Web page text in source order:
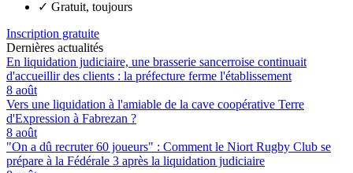
✓ Gratuit, toujours
Inscription gratuite
Dernières actualités
En liquidation judiciaire, une brasserie sancerroise continuait
d'accueillir des clients : la préfecture ferme l'établissement
8 août
Vers une liquidation à l'amiable de la cave coopérative Terre
d'Expression à Fabrezan ?
8 août
"On a dû recruter 60 joueurs" : Comment le Niort Rugby Club se
prépare à la Fédérale 3 après la liquidation judiciaire